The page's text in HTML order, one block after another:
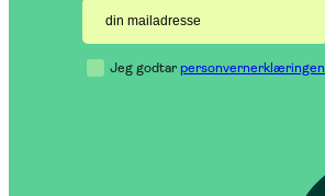
Jeg godtar personvernerklæringen